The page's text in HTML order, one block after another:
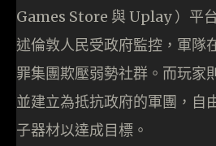
Games Store 與 Uplay ）平
述倫敦人民受政府監控，軍隊
罪集團欺壓弱勢社群。而玩家
並建立為抵抗政府的軍團，自
子器材以達成目標。